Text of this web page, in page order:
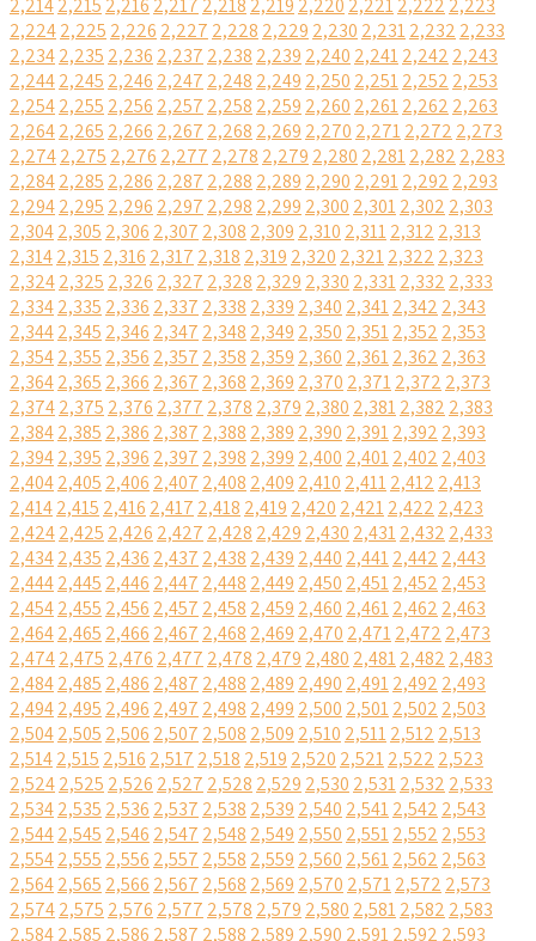
2,2142,215 2,216 2,217 2,218 2,219 2,220 2,2212,222 2,223
2,2242,225 2,226 2,227 2,228 2,229 2,230 2,2312,232 2,233
2,2342,235 2,236 2,237 2,238 2,239 2,240 2,2412,242 2,243
2,2442,245 2,246 2,247 2,248 2,249 2,250 2,2512,252 2,253
2,2542,255 2,256 2,257 2,258 2,259 2,260 2,2612,262 2,263
2,2642,265 2,266 2,267 2,268 2,269 2,270 2,2712,272 2,273
2,2742,275 2,276 2,277 2,278 2,279 2,280 2,2812,282 2,283
2,2842,285 2,286 2,287 2,288 2,289 2,290 2,2912,292 2,293
2,2942,295 2,296 2,297 2,298 2,299 2,300 2,3012,302 2,303
2,3042,305 2,306 2,307 2,308 2,309 2,310 2,3112,312 2,313
2,3142,315 2,316 2,317 2,318 2,319 2,320 2,3212,322 2,323
2,3242,325 2,326 2,327 2,328 2,329 2,330 2,3312,332 2,333
2,3342,335 2,336 2,337 2,338 2,339 2,340 2,3412,342 2,343
2,3442,345 2,346 2,347 2,348 2,349 2,350 2,3512,352 2,353
2,3542,355 2,356 2,357 2,358 2,359 2,360 2,3612,362 2,363
2,3642,365 2,366 2,367 2,368 2,369 2,370 2,3712,372 2,373
2,3742,375 2,376 2,377 2,378 2,379 2,380 2,3812,382 2,383
2,3842,385 2,386 2,387 2,388 2,389 2,390 2,3912,392 2,393
2,3942,395 2,396 2,397 2,398 2,399 2,400 2,4012,402 2,403
2,4042,405 2,406 2,407 2,408 2,409 2,410 2,4112,412 2,413
2,4142,415 2,416 2,417 2,418 2,419 2,420 2,4212,422 2,423
2,4242,425 2,426 2,427 2,428 2,429 2,430 2,4312,432 2,433
2,4342,435 2,436 2,437 2,438 2,439 2,440 2,4412,442 2,443
2,4442,445 2,446 2,447 2,448 2,449 2,450 2,4512,452 2,453
2,4542,455 2,456 2,457 2,458 2,459 2,460 2,4612,462 2,463
2,4642,465 2,466 2,467 2,468 2,469 2,470 2,4712,472 2,473
2,4742,475 2,476 2,477 2,478 2,479 2,480 2,4812,482 2,483
2,4842,485 2,486 2,487 2,488 2,489 2,490 2,4912,492 2,493
2,4942,495 2,496 2,497 2,498 2,499 2,500 2,5012,502 2,503
2,5042,505 2,506 2,507 2,508 2,509 2,510 2,5112,512 2,513
2,5142,515 2,516 2,517 2,518 2,519 2,520 2,5212,522 2,523
2,5242,525 2,526 2,527 2,528 2,529 2,530 2,5312,532 2,533
2,5342,535 2,536 2,537 2,538 2,539 2,540 2,5412,542 2,543
2,5442,545 2,546 2,547 2,548 2,549 2,550 2,5512,552 2,553
2,5542,555 2,556 2,557 2,558 2,559 2,560 2,5612,562 2,563
2,5642,565 2,566 2,567 2,568 2,569 2,570 2,5712,572 2,573
2,5742,575 2,576 2,577 2,578 2,579 2,580 2,5812,582 2,583
2,5842,585 2,586 2,587 2,588 2,589 2,590 2,5912,592 2,593